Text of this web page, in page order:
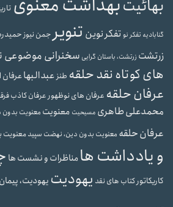
بهائیت
گنابادیه تفکر نوتفکر نوین تنویر جمن نیوز
زرتشت زرتشت، باستان گرایی سخنرانی موضوعی
های کوتاه نقد حلقه طنزعبدالبهاعرفان
عرفان حلقه عرفان های نوظهور عرفان کاذب
محمدعلی طاهری مسیحیت معنویت معنویت بدون
عرفان حلقه معنویت بدون دین، نهضت سپیدمعنویت
و یادداشت هامناظرات و نشست ها
کاریکاتور کتاب های نقد یهودیت یهودیت،